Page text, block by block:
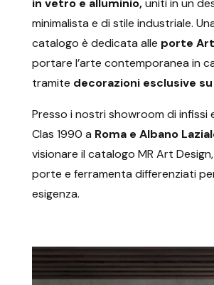
minimalista e di stile industriale.
catalogo è dedicata alle porte
portare l’arte contemporanea in
tramite decorazioni esclusive
Presso i nostri showroom di infissi
Clas 1990 a Roma e Albano
visionare il catalogo MR Art
porte e ferramenta differenziati
esigenza.